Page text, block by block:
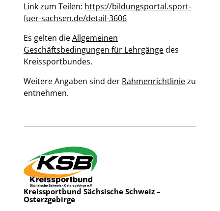
Link zum Teilen: https://bildungsportal.sport-
fuer-sachsen.de/detail-3606
Es gelten dieAllgemeinen
Geschäftsbedingungen für Lehrgängedes
Kreissportbundes.
Weitere Angaben sind der Rahmenrichtliniezu
entnehmen.
Kreissportbund Sächsische Schweiz –
Osterzgebirge